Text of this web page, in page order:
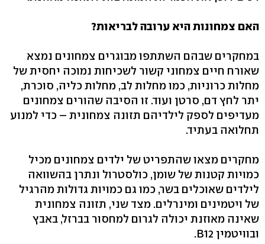
האם צמחונות היא ערובה לבריאות?
במחקרים שבהם השתתפו מבוגרים צמחונים נמצא
שאורח חיים צמחוני קשור לשכיחות נמוכה יחסית של
מחלות כרוניות, כמו מחלות לב, מחלות כליה, סוכרת,
יתר לחץ דם, סרטן ועוד. זו הסיבה שהורים צמחונים
מעדיפים לספק לילדיהם תזונה צמחונית – כדי למנוע
תחלואה בעתיד.
מחקרים מצאו שהתפריט של ילדים צמחונים מכיל
כמויות קטנות של שומן, כולסטרול ונתרן בהשוואה
לילדים שאוכלים בשר, כמו גם כמויות גדולות מהרגיל
של ויטמינים ומינרלים. מצד שני, תזונה צמחונית
שאינה מאוזנת יכולה לגרום למחסור בברזל, באבץ
ובוויטמין B12.